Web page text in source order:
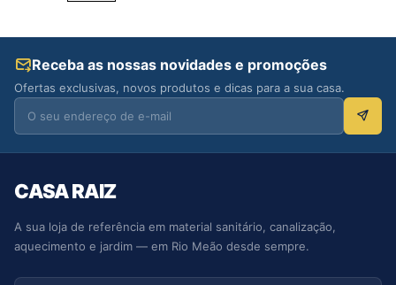
Receba as nossas novidades e promoções
Ofertas exclusivas, novos produtos e dicas para a sua casa.
CASA RAIZ
A sua loja de referência em material sanitário, canalização,
aquecimento e jardim — em Rio Meão desde sempre.